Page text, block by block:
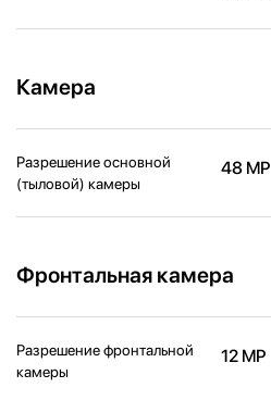
Камера
Разрешение основной
(тыловой) камеры
48 MP
Фронтальная камера
Разрешение фронтальной
камеры
12 MP